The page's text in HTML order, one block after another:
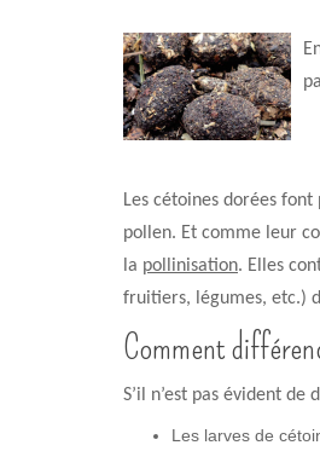
Les cétoines dorées font
pollen. Et comme leur
la pollinisation. Elles
fruitiers, légumes, etc.)
Comment
S’il n’est pas évident
Les larves de